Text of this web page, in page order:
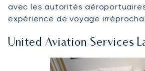
avec les autorités
expérience de voyage
United Aviation Services